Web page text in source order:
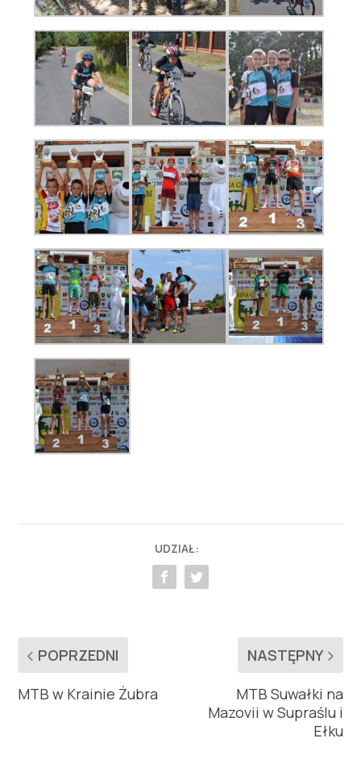
UDZIAŁ:
POPRZEDNI
MTB w Krainie Żubra
NASTĘPNY
MTB Suwałki na
Mazovii w Supraślu i
Ełku